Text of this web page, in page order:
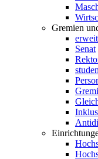
Gremien
Senat